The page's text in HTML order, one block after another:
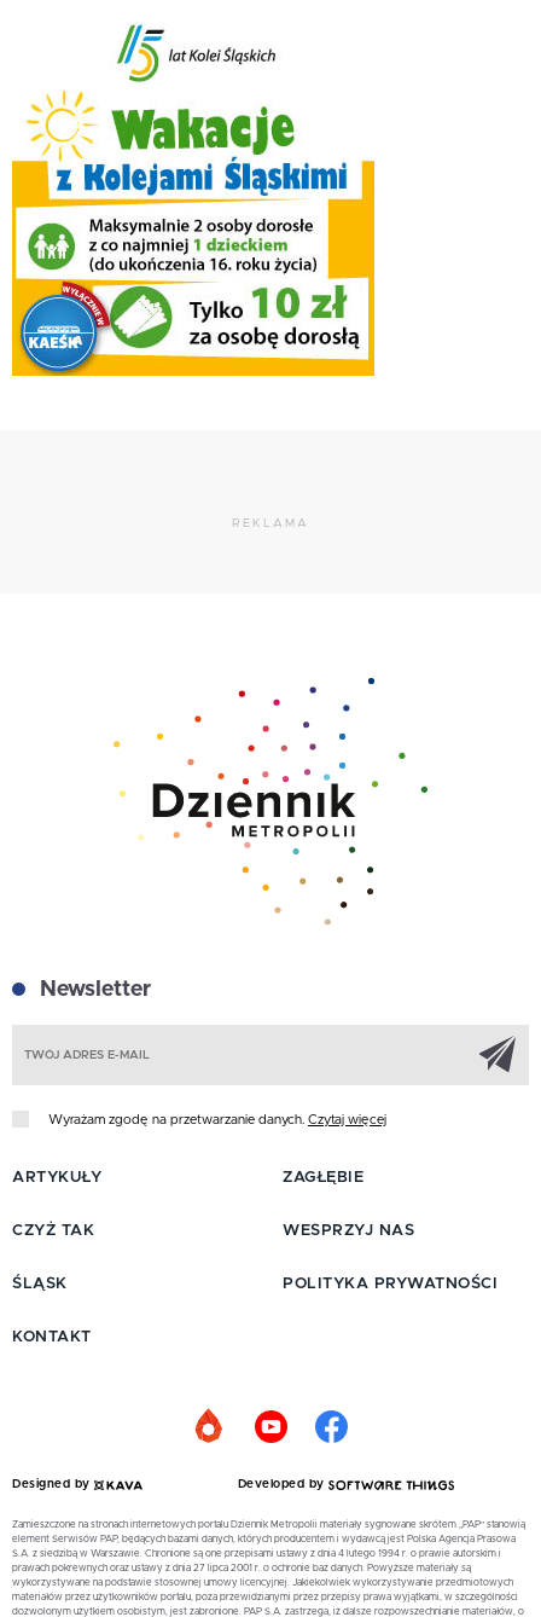
REKLAMA
Newsletter
Wyrażam zgodę na przetwarzanie danych. Czytaj więcej
ARTYKUŁY
CZYŻ TAK
ŚLĄSK
ZAGŁĘBIE
WESPRZYJ NAS
POLITYKA PRYWATNOŚCI
KONTAKT
Designed by Developed by
Zamieszczone na stronach internetowych portalu Dziennik Metropolii materiały sygnowane skrótem „PAP” stanowią
element Serwisów PAP, będących bazami danych, których producentem i wydawcą jest Polska Agencja Prasowa
S.A. z siedzibą w Warszawie. Chronione są one przepisami ustawy z dnia 4 lutego 1994 r. o prawie autorskim i
prawach pokrewnych oraz ustawy z dnia 27 lipca 2001 r. o ochronie baz danych. Powyższe materiały są
wykorzystywane na podstawie stosownej umowy licencyjnej. Jakiekolwiek wykorzystywanie przedmiotowych
materiałów przez użytkowników portalu, poza przewidzianymi przez przepisy prawa wyjątkami, w szczególności
dozwolonym użytkiem osobistym, jest zabronione. PAP S.A. zastrzega, iż dalsze rozpowszechnianie materiałów, o